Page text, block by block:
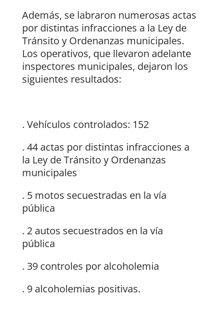
Además, se labraron numerosas actas
por distintas infracciones a la Ley de
Tránsito y Ordenanzas municipales.
Los operativos, que llevaron adelante
inspectores municipales, dejaron los
siguientes resultados:
. Vehículos controlados: 152
. 44 actas por distintas infracciones a
la Ley de Tránsito y Ordenanzas
municipales
. 5 motos secuestradas en la vía
pública
. 2 autos secuestrados en la vía
pública
. 39 controles por alcoholemia
. 9 alcoholemias positivas.